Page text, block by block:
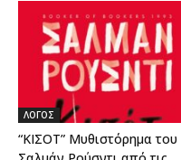
ΛΟΓΟΣ
“ΚΙΣΟΤ” Μυθιστόρημα του